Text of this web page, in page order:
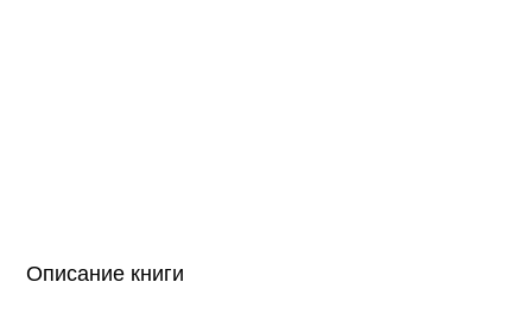
Описание книги